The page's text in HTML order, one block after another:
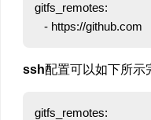
gitfs_remotes:
ssh配置可以如下所示
gitfs_remotes: